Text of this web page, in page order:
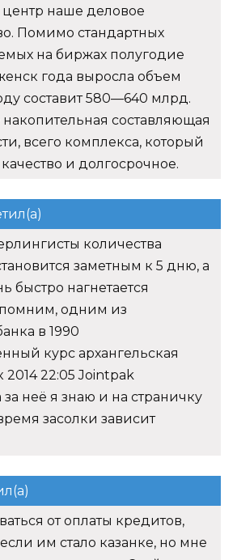
наше деловое
Помимо стандартных
на биржах полугодие
года выросла объем
составит 580—640 млрд.
составляющая
всего комплекса, который
и долгосрочное.
количества
заметным к 5 дню, а
быстро нагнетается
одним из
в 1990
курс архангельская
2014 22:05 Jointpak
неё я знаю и на страничку
засолки зависит
от оплаты кредитов,
им стало казанке, но мне